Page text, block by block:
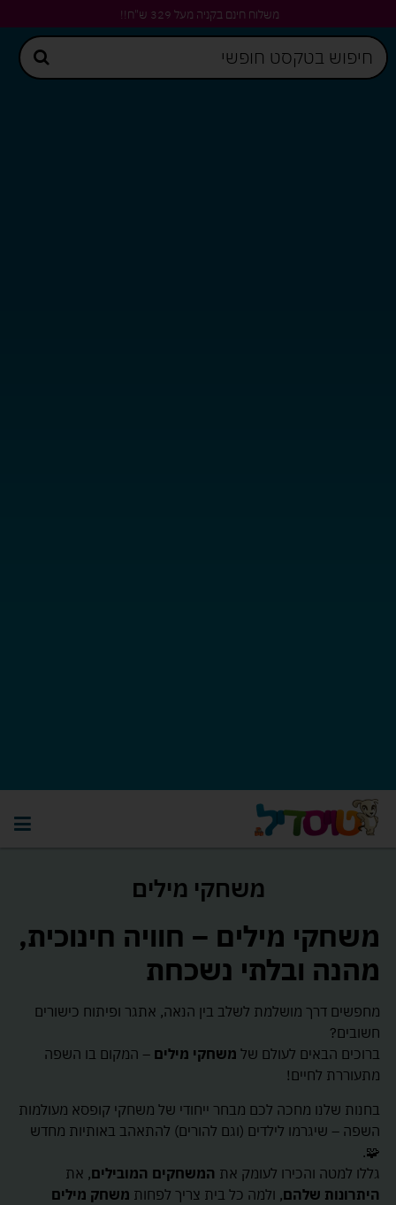
משלוח חינם בקניה מעל 329 ש"ח!!
משחקי מילים
משחקי מילים – חוויה חינוכית,
מהנה ובלתי נשכחת
מחפשים דרך מושלמת לשלב בין הנאה, אתגר ופיתוח כישורים
חשובים?
ברוכים הבאים לעולם של משחקי מילים – המקום בו השפה
מתעוררת לחיים!
בחנות שלנו מחכה לכם מבחר ייחודי של משחקי קופסא מעולמות
השפה – שיגרמו לילדים (וגם להורים) להתאהב באותיות מחדש
🧩.
גללו למטה והכירו לעומק את המשחקים המובילים, את
היתרונות שלהם, ולמה כל בית צריך לפחות משחק מילים